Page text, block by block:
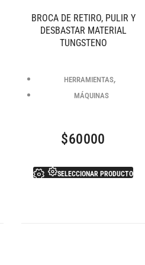
BROCA DE RETIRO, PULIR Y
DESBASTAR MATERIAL
TUNGSTENO
HERRAMIENTAS,
MÁQUINAS
$60000
SELECCIONAR PRODUCTO